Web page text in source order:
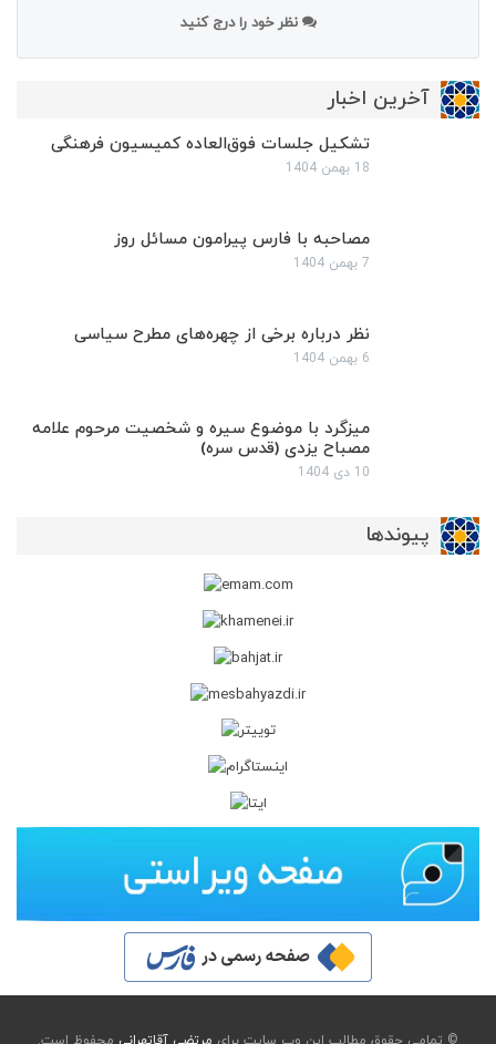
نظر خود را درج کنید
آخرین اخبار
تشکیل جلسات فوق‌العاده کمیسیون فرهنگی
18 بهمن 1404
مصاحبه با فارس پیرامون مسائل روز
7 بهمن 1404
نظر درباره برخی از چهره‌های مطرح سیاسی
6 بهمن 1404
میزگرد با موضوع سیره و شخصیت مرحوم علامه
مصباح یزدی (قدس سره)
10 دی 1404
پیوندها
© تمامی حقوق مطالب این وب سایت برای مرتضی آقاتهرانی محفوظ است.